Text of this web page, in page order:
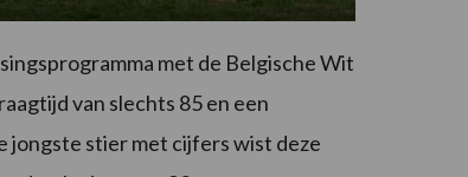
met de Belgische Wit
van slechts 85 en een
jongste stier met cijfers wist deze